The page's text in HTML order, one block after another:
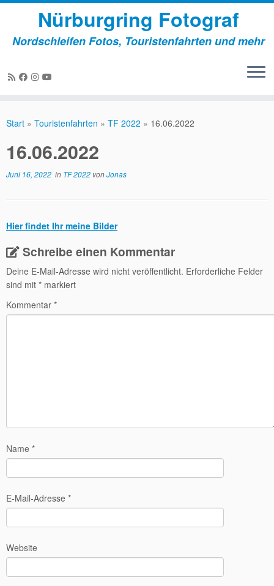
Inhalt
Nürburgring Fotograf
Nordschleifen Fotos, Touristenfahrten und mehr
Start » Touristenfahrten » TF 2022 » 16.06.2022
16.06.2022
Juni 16, 2022 in TF 2022 vonJonas
Hier findet Ihr meine Bilder
Schreibe einen Kommentar
Deine E-Mail-Adresse wird nicht veröffentlicht. Erforderliche Felder
sind mit * markiert
Kommentar *
Name *
E-Mail-Adresse *
Website